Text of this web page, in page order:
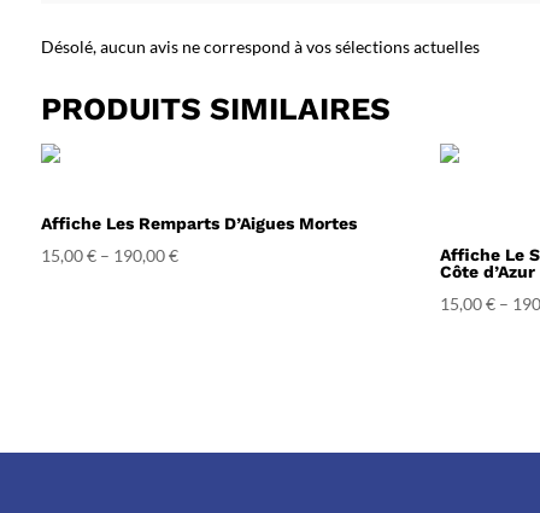
Désolé, aucun avis ne correspond à vos sélections actuelles
PRODUITS SIMILAIRES
Affiche Les Remparts D’Aigues Mortes
15,00€– 190,00€
Affiche Le
Côte d’Azur
15,00€–